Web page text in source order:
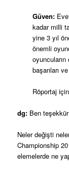
Güven:
kadar milli
yine 3 yıl
önemli
başarıları
Röportaj
dg: Ben
Neler değişti
Championship
elemelerde ne